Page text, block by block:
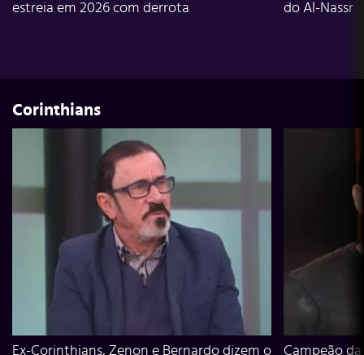
estreia em 2026 com derrota
do Al-Nassr
Corinthians
Ex-Corinthians, Zenon e Bernardo dizem o
Campeão